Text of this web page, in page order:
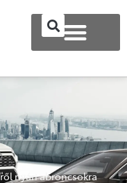
nyári abroncsokra